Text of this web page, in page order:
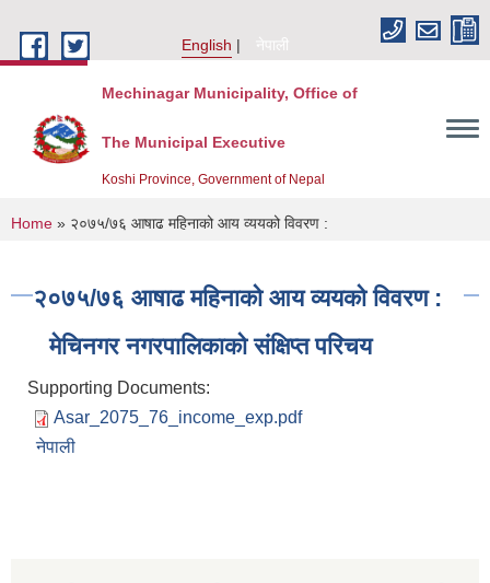
English
नेपाली
Mechinagar Municipality, Office of
The Municipal Executive
Koshi Province, Government of Nepal
You are here
Home » २०७५/७६ आषाढ महिनाको आय व्ययको विवरण :
२०७५/७६ आषाढ महिनाको आय व्ययको विवरण :
मेचिनगर नगरपालिकाको संक्षिप्‍त परिचय
Supporting Documents:
Asar_2075_76_income_exp.pdf
नेपाली